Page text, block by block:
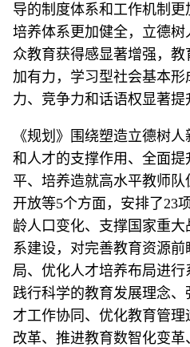
导的制度体系和工作机制
培养体系更加健全，立德
众教育获得感显著增强，
加有力，学习型社会基本
力、竞争力和话语权显著提
《规划》围绕塑造立德树
和人才的支撑作用、全面
平、培养造就高水平教师
开放等5个方面，安排了23
龄人口变化、支撑国家重
系建设，对完善教育资源
局、优化人才培养布局进
践行科学的教育发展理念
才工作协同、优化教育管
改革、推进教育数智化变